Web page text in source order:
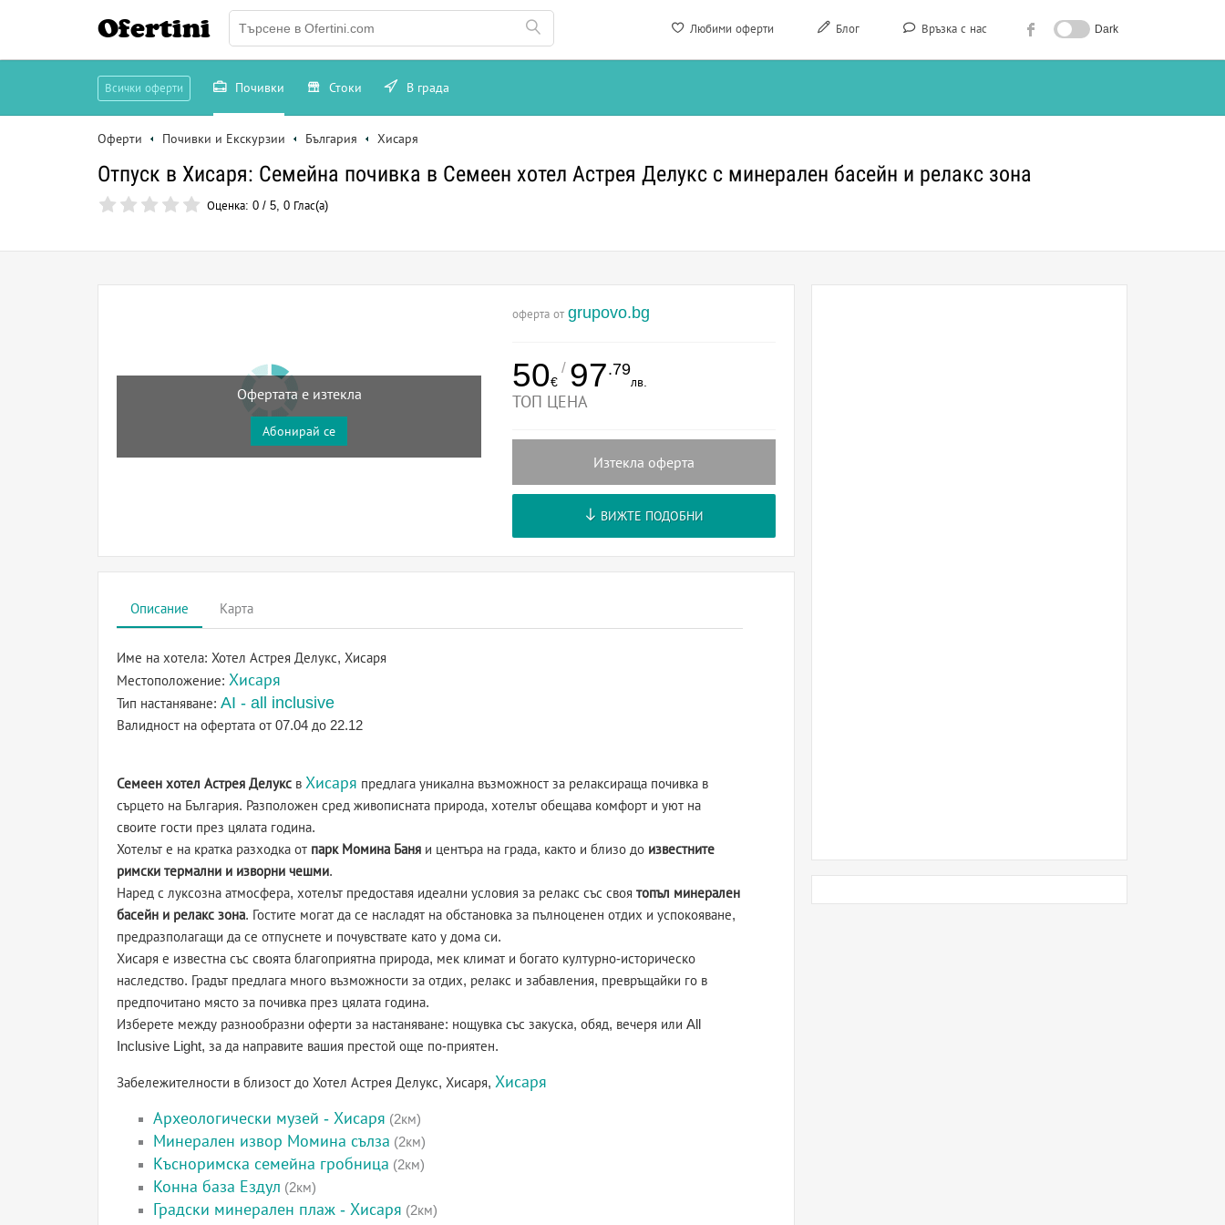
Любими оферти Блог Връзка с нас Dark
Ofertini
Всички оферти Почивки Стоки В града
Оферти Почивки и Екскурзии България Хисаря
Отпуск в Хисаря: Семейна почивка в Семеен хотел Астрея Делукс с минерален басейн и релакс зона
Оценка: 0 / 5, 0 Глас(а)
Офертата е изтекла
Абонирай се
оферта от grupovo.bg
50€
/ 97.79
лв.
ТОП ЦЕНА
Изтекла оферта
ВИЖТЕ ПОДОБНИ
Описание Карта
Име на хотела: Хотел Астрея Делукс, Хисаря
Местоположение: Хисаря
Тип настаняване: AI - all inclusive
Валидност на офертата от 07.04 до 22.12
Семеен хотел Астрея Делукс в Хисаря предлага уникална възможност за релаксираща почивка в
сърцето на България. Разположен сред живописната природа, хотелът обещава комфорт и уют на
своите гости през цялата година.
Хотелът е на кратка разходка от парк Момина Баня и центъра на града, както и близо до известните
римски термални и изворни чешми.
Наред с луксозна атмосфера, хотелът предоставя идеални условия за релакс със своя топъл минерален
басейн и релакс зона. Гостите могат да се насладят на обстановка за пълноценен отдих и успокояване,
предразполагащи да се отпуснете и почувствате като у дома си.
Хисаря е известна със своята благоприятна природа, мек климат и богато културно-историческо
наследство. Градът предлага много възможности за отдих, релакс и забавления, превръщайки го в
предпочитано място за почивка през цялата година.
Изберете между разнообразни оферти за настаняване: нощувка със закуска, обяд, вечеря или All
Inclusive Light, за да направите вашия престой още по-приятен.
Забележителности в близост до Хотел Астрея Делукс, Хисаря, Хисаря
Археологически музей - Хисаря (2км)
Минерален извор Момина сълза (2км)
Късноримска семейна гробница (2км)
Конна база Ездул (2км)
Градски минерален плаж - Хисаря (2км)